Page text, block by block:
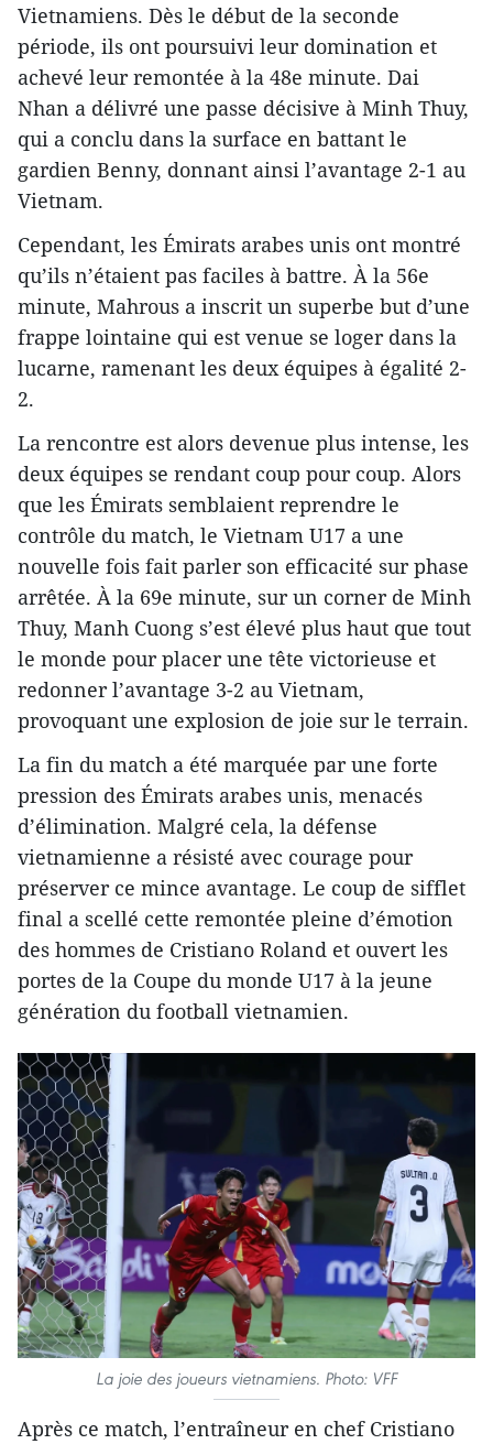
Vietnamiens. Dès le début de la seconde
période, ils ont poursuivi leur domination et
achevé leur remontée à la 48e minute. Dai
Nhan a délivré une passe décisive à Minh Thuy,
qui a conclu dans la surface en battant le
gardien Benny, donnant ainsi l’avantage 2-1 au
Vietnam.
Cependant, les Émirats arabes unis ont montré
qu’ils n’étaient pas faciles à battre. À la 56e
minute, Mahrous a inscrit un superbe but d’une
frappe lointaine qui est venue se loger dans la
lucarne, ramenant les deux équipes à égalité 2-
2.
La rencontre est alors devenue plus intense, les
deux équipes se rendant coup pour coup. Alors
que les Émirats semblaient reprendre le
contrôle du match, le Vietnam U17 a une
nouvelle fois fait parler son efficacité sur phase
arrêtée. À la 69e minute, sur un corner de Minh
Thuy, Manh Cuong s’est élevé plus haut que tout
le monde pour placer une tête victorieuse et
redonner l’avantage 3-2 au Vietnam,
provoquant une explosion de joie sur le terrain.
La fin du match a été marquée par une forte
pression des Émirats arabes unis, menacés
d’élimination. Malgré cela, la défense
vietnamienne a résisté avec courage pour
préserver ce mince avantage. Le coup de sifflet
final a scellé cette remontée pleine d’émotion
des hommes de Cristiano Roland et ouvert les
portes de la Coupe du monde U17 à la jeune
génération du football vietnamien.
La joie des joueurs vietnamiens. Photo: VFF
Après ce match, l’entraîneur en chef Cristiano